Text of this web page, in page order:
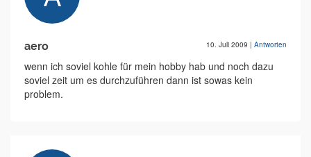
aero 10. Juli 2009 | Antworten
wenn ich soviel kohle für mein hobby hab und noch dazu
soviel zeit um es durchzuführen dann ist sowas kein
problem.